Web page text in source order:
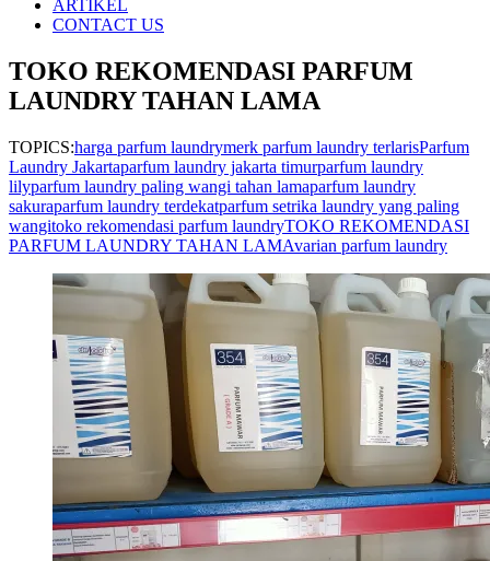
ARTIKEL
CONTACT US
TOKO REKOMENDASI PARFUM
LAUNDRY TAHAN LAMA
TOPICS:harga parfum laundrymerk parfum laundry terlarisParfum
Laundry Jakartaparfum laundry jakarta timurparfum laundry
lilyparfum laundry paling wangi tahan lamaparfum laundry
sakuraparfum laundry terdekatparfum setrika laundry yang paling
wangitoko rekomendasi parfum laundryTOKO REKOMENDASI
PARFUM LAUNDRY TAHAN LAMAvarian parfum laundry